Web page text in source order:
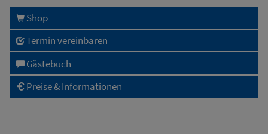
Shop
Termin vereinbaren
Gästebuch
Preise & Informationen